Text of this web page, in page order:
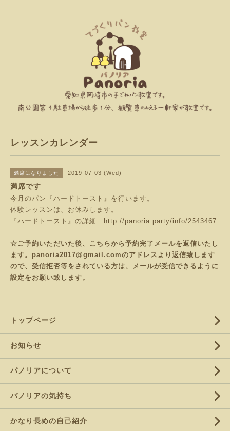
レッスンカレンダー
満席になりました 2019-07-03 (Wed)
満席です
今月のパン『ハードトースト』を行います。
体験レッスンは、お休みします。
『ハードトースト』の詳細
http://panoria.party/info/2543467
☆ご予約いただいた後、こちらから予約完了メールを返信いたし
ます。panoria2017@gmail.comのアドレスより返信致します
ので、受信拒否等をされている方は、メールが受信できるように
設定をお願い致します。
トップページ
お知らせ
パノリアについて
パノリアの気持ち
かなり長めの自己紹介